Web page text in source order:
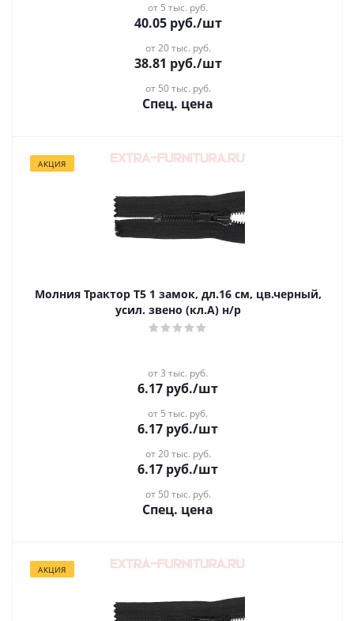
от 5 тыс. руб.
40.05руб./шт
от 20 тыс. руб.
38.81 руб./шт
от 50 тыс. руб.
Спец. цена
АКЦИЯ
Молния Трактор Т5 1 замок, дл.16 см, цв.черный,
усил. звено (кл.А) н/р
от 3 тыс. руб.
6.17 руб./шт
от 5 тыс. руб.
6.17 руб./шт
от 20 тыс. руб.
6.17 руб./шт
от 50 тыс. руб.
Спец. цена
АКЦИЯ